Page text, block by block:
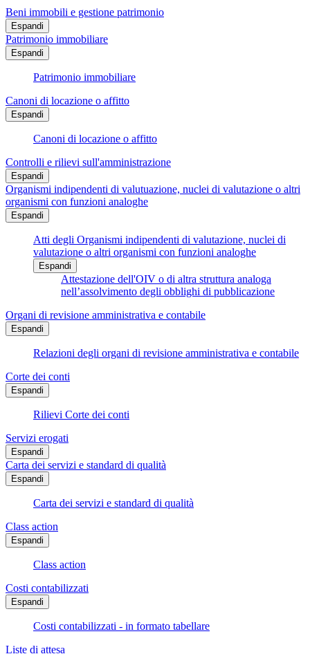
Beni immobili e gestione patrimonio
Espandi
Patrimonio immobiliare
Espandi
Patrimonio immobiliare
Canoni di locazione o affitto
Espandi
Canoni di locazione o affitto
Controlli e rilievi sull'amministrazione
Espandi
Organismi indipendenti di valutuazione, nuclei di valutazione o altri
organismi con funzioni analoghe
Espandi
Atti degli Organismi indipendenti di valutazione, nuclei di
valutazione o altri organismi con funzioni analoghe
Espandi
Attestazione dell'OIV o di altra struttura analoga
nell’assolvimento degli obblighi di pubblicazione
Organi di revisione amministrativa e contabile
Espandi
Relazioni degli organi di revisione amministrativa e contabile
Corte dei conti
Espandi
Rilievi Corte dei conti
Servizi erogati
Espandi
Carta dei servizi e standard di qualità
Espandi
Carta dei servizi e standard di qualità
Class action
Espandi
Class action
Costi contabilizzati
Espandi
Costi contabilizzati - in formato tabellare
Liste di attesa